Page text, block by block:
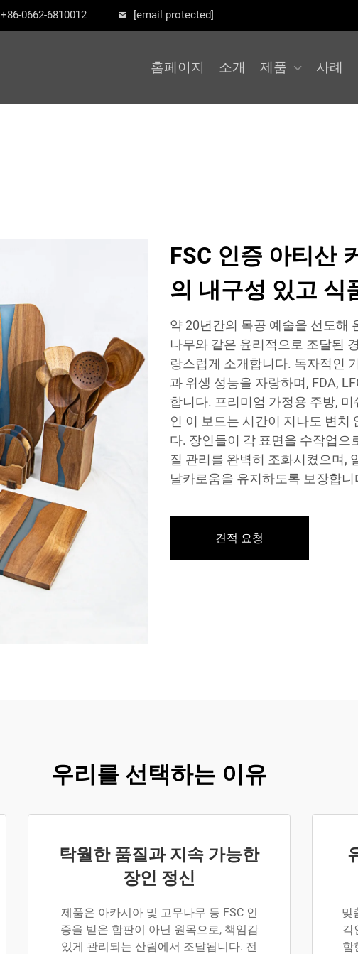
+86-0662-6810012 [email protected]
홈페이지 소개 제품 사례
FSC 인증 아티산
의 내구성 있고 식
약 20년간의 목공 예술을 선도해
나무와 같은 윤리적으로 조달된
랑스럽게 소개합니다. 독자적인
과 위생 성능을 자랑하며, FDA,
합니다. 프리미엄 가정용 주방,
인 이 보드는 시간이 지나도 변치
다. 장인들이 각 표면을 수작업으
질 관리를 완벽히 조화시켰으며,
날카로움을 유지하도록 보장합니
견적 요청
우리를 선택하는 이유
탁월한 품질과 지속 가능한
장인 정신
제품은 아카시아 및 고무나무 등 FSC 인
증을 받은 합판이 아닌 원목으로, 책임감
있게 관리되는 산림에서 조달됩니다. 전
맞
각
함